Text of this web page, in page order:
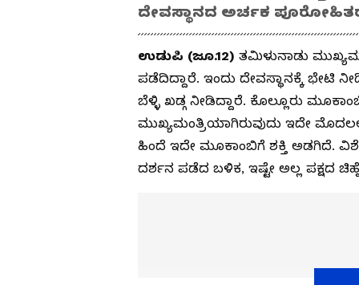
ದೇವಸ್ಥಾನದ ಅರ್ಚಕ
ಉಡುಪಿ (ಜೂ.12) ತಮಿಳುನಾಡು
ಪಡೆದಿದ್ದಾರೆ. ಇಂದು ದೇವಸ್ಥಾನಕ್ಕೆ
ಬೆಳ್ಳಿ ಖಡ್ಗ ನೀಡಿದ್ದಾರೆ. ಕೊಲ್ಲೂರು
ಮುಖ್ಯಮಂತ್ರಿಯಾಗಿರುವುದು ಇದೇ
ಹಿಂದೆ ಇದೇ ಮೂಕಾಂಬಿಗೆ ಶಕ್ತಿ ಅಡಗಿದೆ.
ದರ್ಶನ ಪಡೆದ ಬಳಿಕ, ಇಷ್ಟೇ ಅಲ್ಲ ಪಕ್ಷದ